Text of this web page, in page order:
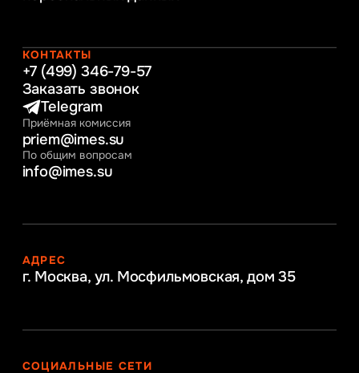
Интернет-маркетинг
КОНТАКТЫ
+7 (499) 346-79-57
Заказать звонок
Telegram
Приёмная комиссия
priem@imes.su
По общим вопросам
info@imes.su
АДРЕС
г. Москва, ул. Мосфильмовская, дом 35
СОЦИАЛЬНЫЕ СЕТИ